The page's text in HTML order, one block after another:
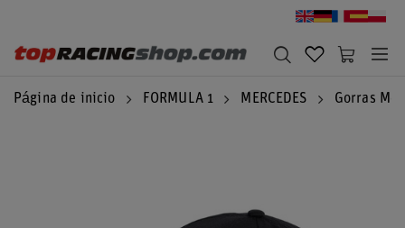
Página de inicio FORMULA 1 MERCEDES Gorras